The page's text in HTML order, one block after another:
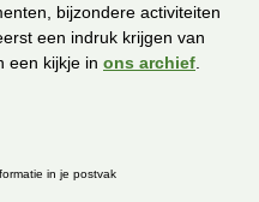
bijzondere activiteiten
een indruk krijgen van
een kijkje in ons archief
in je postvak